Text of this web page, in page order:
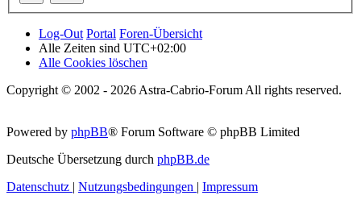
Log-Out Portal Foren-Übersicht
Alle Zeiten sind UTC+02:00
Alle Cookies löschen
Copyright © 2002 - 2026 Astra-Cabrio-Forum All rights reserved.
Powered by phpBB® Forum Software © phpBB Limited
Deutsche Übersetzung durch phpBB.de
Datenschutz | Nutzungsbedingungen | Impressum